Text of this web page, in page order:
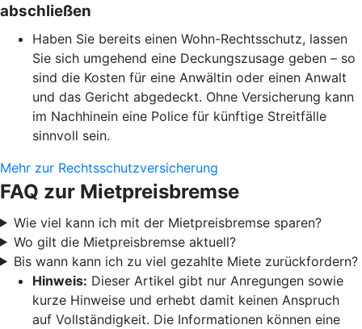
abschließen
Haben Sie bereits einen Wohn-Rechtsschutz, lassen
Sie sich umgehend eine Deckungszusage geben – so
sind die Kosten für eine Anwältin oder einen Anwalt
und das Gericht abgedeckt. Ohne Versicherung kann
im Nachhinein eine Police für künftige Streitfälle
sinnvoll sein.
Mehr zur Rechtsschutzversicherung
FAQ zur Mietpreisbremse
Wie viel kann ich mit der Mietpreisbremse sparen?
Wo gilt die Mietpreisbremse aktuell?
Bis wann kann ich zu viel gezahlte Miete zurückfordern?
Hinweis: Dieser Artikel gibt nur Anregungen sowie
kurze Hinweise und erhebt damit keinen Anspruch
auf Vollständigkeit. Die Informationen können eine